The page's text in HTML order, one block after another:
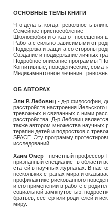
ОСНОВНЫЕ ТЕМЫ КНИГИ
Что делать, когда тревожность
Семейное приспособление
Школофобия и отказ от посещения
Работа с сильно зависимыми от
Поддержка и защита со стороны
Создание и поддержание личных
Подробное описание программы
Когнитивные, поведенческие,
Медикаментозное лечение
ОБ АВТОРАХ
Эли Р. Лебовиц - д-р философии,
расстройств настроения
тревожных и связанных с ними
расстройства. Д-р Лебовиц
также автором множества научных
терапии детей и подростков с
SPACE. Эту программу
исследований.
Хаим Омер - почетный профессор
признанный специалист в области
статей в научных журналах. В
нескольких странах мира и
профилактике рискованного
и его применении в работе с
социальной замкнутостью,
братьев, сестер или родителей и
миру.